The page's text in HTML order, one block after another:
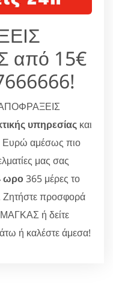
από 15€
ΑΠΟΦΡΑΞΕΙΣ
υπηρεσίας και
αμέσως πιο
μας σας
ωρο365 μέρες το
Ζητήστε προσφορά
ή δείτε
ή καλέστε άμεσα!